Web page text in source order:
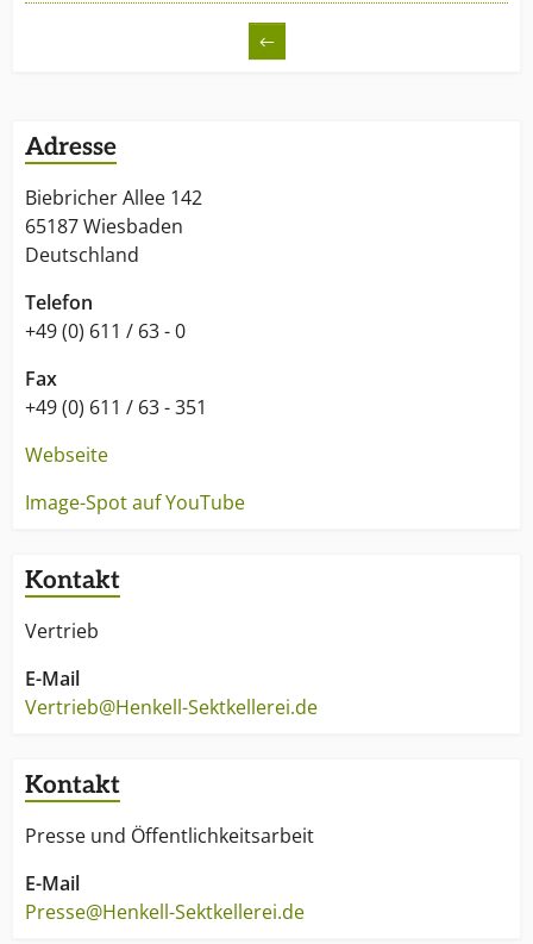
←
Adresse
Biebricher Allee 142
65187 Wiesbaden
Deutschland
Telefon
+49 (0) 611 / 63 - 0
Fax
+49 (0) 611 / 63 - 351
Webseite
Image-Spot auf YouTube
Kontakt
Vertrieb
E-Mail
Vertrieb@Henkell-Sektkellerei.de
Kontakt
Presse und Öffentlichkeitsarbeit
E-Mail
Presse@Henkell-Sektkellerei.de